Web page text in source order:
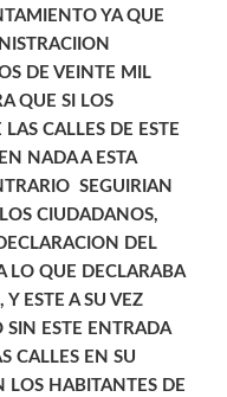
YA QUE
DE VEINTE MIL
QUE SI LOS
CALLES DE ESTE
NADA A ESTA
SEGUIRIAN
CIUDADANOS,
DEL
LO QUE DECLARABA
ESTE A SU VEZ
ESTE ENTRADA
CALLES EN SU
LOS HABITANTES DE